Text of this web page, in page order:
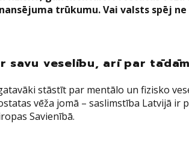
trūkumu. Vai valsts spēj
veselību, arī par
stāstīt par mentālo un fizisko
vēža jomā – saslimstība Latvijā ir
Savienībā.